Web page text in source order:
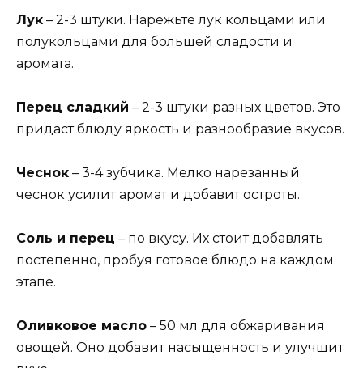
Лук – 2-3 штуки. Нарежьте лук кольцами или
полукольцами для большей сладости и
аромата.
Перец сладкий – 2-3 штуки разных цветов. Это
придаст блюду яркость и разнообразие вкусов.
Чеснок – 3-4 зубчика. Мелко нарезанный
чеснок усилит аромат и добавит остроты.
Соль и перец – по вкусу. Их стоит добавлять
постепенно, пробуя готовое блюдо на каждом
этапе.
Оливковое масло – 50 мл для обжаривания
овощей. Оно добавит насыщенность и улучшит